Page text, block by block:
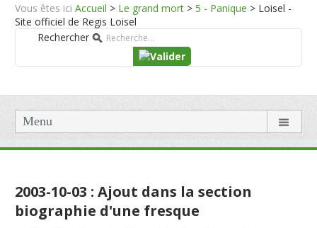
Vous êtes ici Accueil > Le grand mort > 5 - Panique > Loisel -
Site officiel de Regis Loisel
Rechercher
Menu
2003-10-03 : Ajout dans la section
biographie d'une fresque